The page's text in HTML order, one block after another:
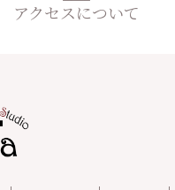
アクセスについて